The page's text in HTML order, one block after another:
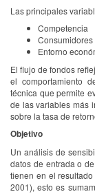
Las principales
Competencia
Consumidores
Entorno
El flujo de fondos
el comportamiento
técnica que permite
de las variables más
sobre la tasa de
Objetivo
Un análisis de
datos de entrada o
tienen en el
2001), esto es